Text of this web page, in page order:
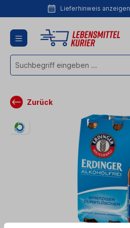
Lieferhinweis
Lieferhinweis anzeigen
Zurück